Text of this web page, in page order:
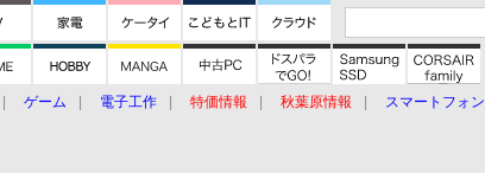
ゲーム 電子工作 特価情報 秋葉原情報
スマートフォン